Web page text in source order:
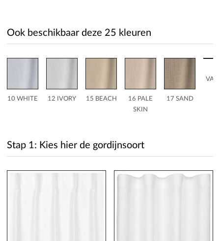
Ook beschikbaar deze 25 kleuren
10 WHITE 12 IVORY 15 BEACH
16 PALE
SKIN
17 SAND
Stap 1: Kies hier de gordijnsoort